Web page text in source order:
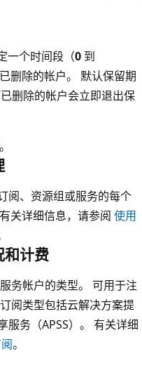
一个时间段（0 到
删除的帐户。 默认保留期
删除的帐户会立即退出保
。
阅、资源组或服务的每个
关详细信息，请参阅 使用
和计费
务帐户的类型。 可用于注
阅类型包括云解决方案提
服务（APSS）。 有关详细
。